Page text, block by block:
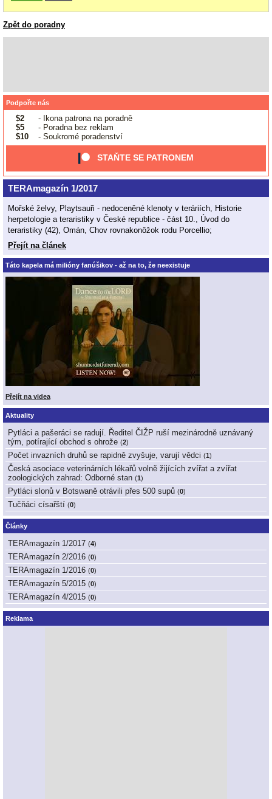
Zpět do poradny
Podpořte nás
$2
- Ikona patrona na poradně
$5
- Poradna bez reklam
$10
- Soukromé poradenství
STAŇTE SE PATRONEM
TERAmagazín 1/2017
Mořské želvy, Playtsauři - nedoceněné klenoty v teráriích, Historie
herpetologie a teraristiky v České republice - část 10., Úvod do
teraristiky (42), Omán, Chov rovnakonôžok rodu Porcellio;
Přejít na článek
Táto kapela má milióny fanúšikov - až na to, že neexistuje
Přejít na videa
Aktuality
Pytláci a pašeráci se radují. Ředitel ČIŽP ruší mezinárodně uznávaný
tým, potírající obchod s ohrože (2)
Počet invazních druhů se rapidně zvyšuje, varují vědci (1 )
Česká asociace veterinárních lékařů volně žijících zvířat a zvířat
zoologických zahrad: Odborné stan (1 )
Pytláci slonů v Botswaně otrávili přes 500 supů (0)
Tučňáci císařští (0)
Články
TERAmagazín 1/2017 (4)
TERAmagazín 2/2016 (0)
TERAmagazín 1/2016 (0)
TERAmagazín 5/2015 (0)
TERAmagazín 4/2015 (0)
Reklama